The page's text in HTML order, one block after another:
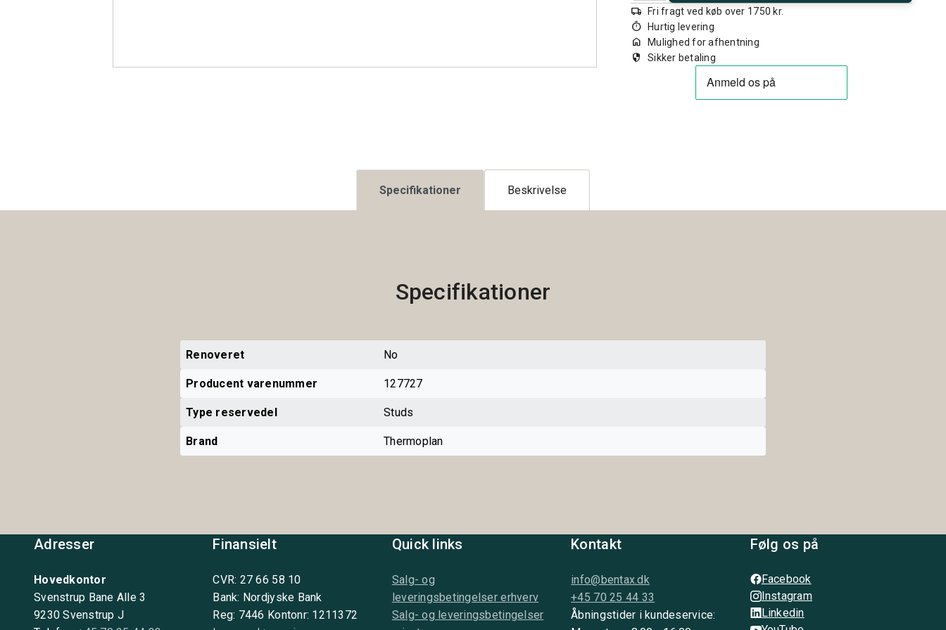
local_shipping Fri fragt ved køb over 1750 kr.
timer Hurtig levering
home Mulighed for afhentning
security Sikker betaling
Specifikationer Beskrivelse
Specifikationer
Renoveret No
Producent varenummer 127727
Type reservedel Studs
Brand Thermoplan
Adresser
Hovedkontor
Svenstrup Bane Alle 3
9230 Svenstrup J
Finansielt
CVR: 27 66 58 10
Bank: Nordjyske Bank
Reg: 7446 Kontonr: 1211372
Quick links
Salg- og
leveringsbetingelser erhverv
Salg- og leveringsbetingelser
Kontakt
info@bentax.dk
+45 70 25 44 33
Åbningstider i kundeservice:
Følg os på
Facebook
Instagram
Linkedin